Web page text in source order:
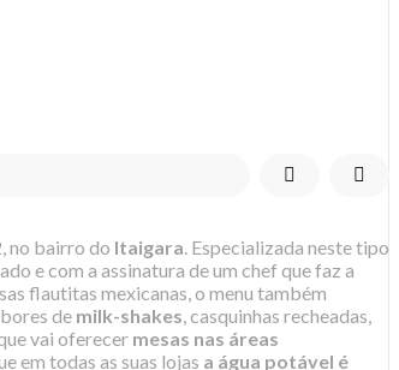
no bairro do Itaigara . Especializada neste tipo
e com a assinatura de um chef que faz a
flautitas mexicanas, o menu também
de milk-shakes , casquinhas recheadas,
vai oferecer mesas nas áreas
em todas as suas lojas a água potável é